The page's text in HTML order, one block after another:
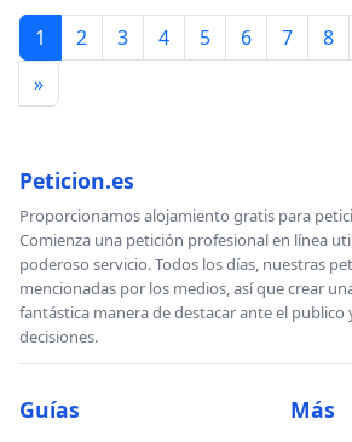
1 2 3 4 5 6 7 8
»
Peticion.es
Proporcionamos alojamiento gratis para
Comienza una petición profesional en línea
poderoso servicio. Todos los días, nuestras
mencionadas por los medios, así que crear
fantástica manera de destacar ante el publico
decisiones.
Guías Más